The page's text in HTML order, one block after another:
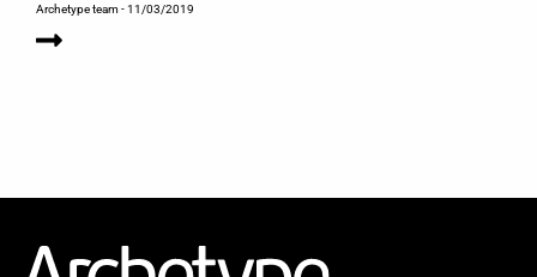
Archetype team- 11/03/2019